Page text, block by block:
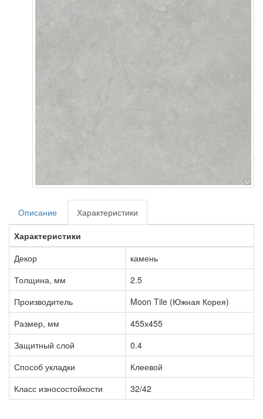
Описание
Характеристики
Характеристики
Декор
камень
Толщина, мм
2.5
Производитель
Moon Tile (Южная Корея)
Размер, мм
455х455
Защитный слой
0.4
Способ укладки
Клеевой
Класс износостойкости
32/42